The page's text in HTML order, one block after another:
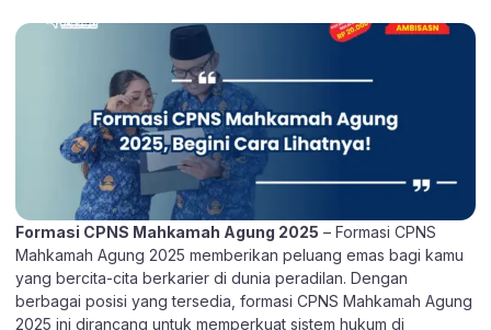
Formasi CPNS Mahkamah Agung 2025 – Formasi CPNS
Mahkamah Agung 2025 memberikan peluang emas bagi kamu
yang bercita-cita berkarier di dunia peradilan. Dengan
berbagai posisi yang tersedia, formasi CPNS Mahkamah Agung
2025 ini dirancang untuk memperkuat sistem hukum di